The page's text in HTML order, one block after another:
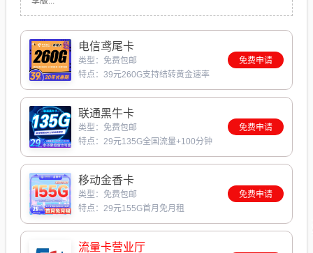
电信鸢尾卡
类型：免费包邮
特点：39元260G支持结转黄金速率
免费申请
联通黑牛卡
类型：免费包邮
特点：29元135G全国流量+100分钟
免费申请
移动金香卡
类型：免费包邮
特点：29元155G首月免月租
免费申请
流量卡营业厅